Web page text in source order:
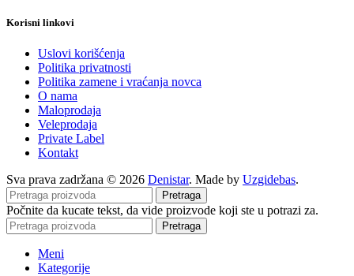
Korisni linkovi
Uslovi korišćenja
Politika privatnosti
Politika zamene i vraćanja novca
O nama
Maloprodaja
Veleprodaja
Private Label
Kontakt
Sva prava zadržana © 2026 Denistar. Made by Uzgidebas.
Pretraga
Počnite da kucate tekst, da vide proizvode koji ste u potrazi za.
Pretraga
Meni
Kategorije